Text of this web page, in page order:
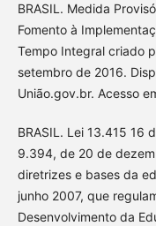
BRASIL. Medida
Fomento à
Tempo Integral criado
setembro de 2016.
União.gov.br. Acesso
BRASIL. Lei 13.415 16
9.394, de 20 de
diretrizes e bases da
junho 2007, que
Desenvolvimento da